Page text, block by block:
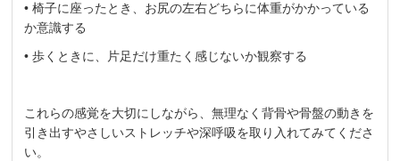
• 椅子に座ったとき、お尻の左右どちらに体重がかかっている
か意識する
• 歩くときに、片足だけ重たく感じないか観察する
これらの感覚を大切にしながら、無理なく背骨や骨盤の動きを
引き出すやさしいストレッチや深呼吸を取り入れてみてくださ
い。